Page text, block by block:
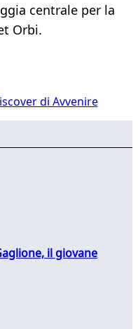
centrale per la
Orbi.
di Avvenire
il giovane